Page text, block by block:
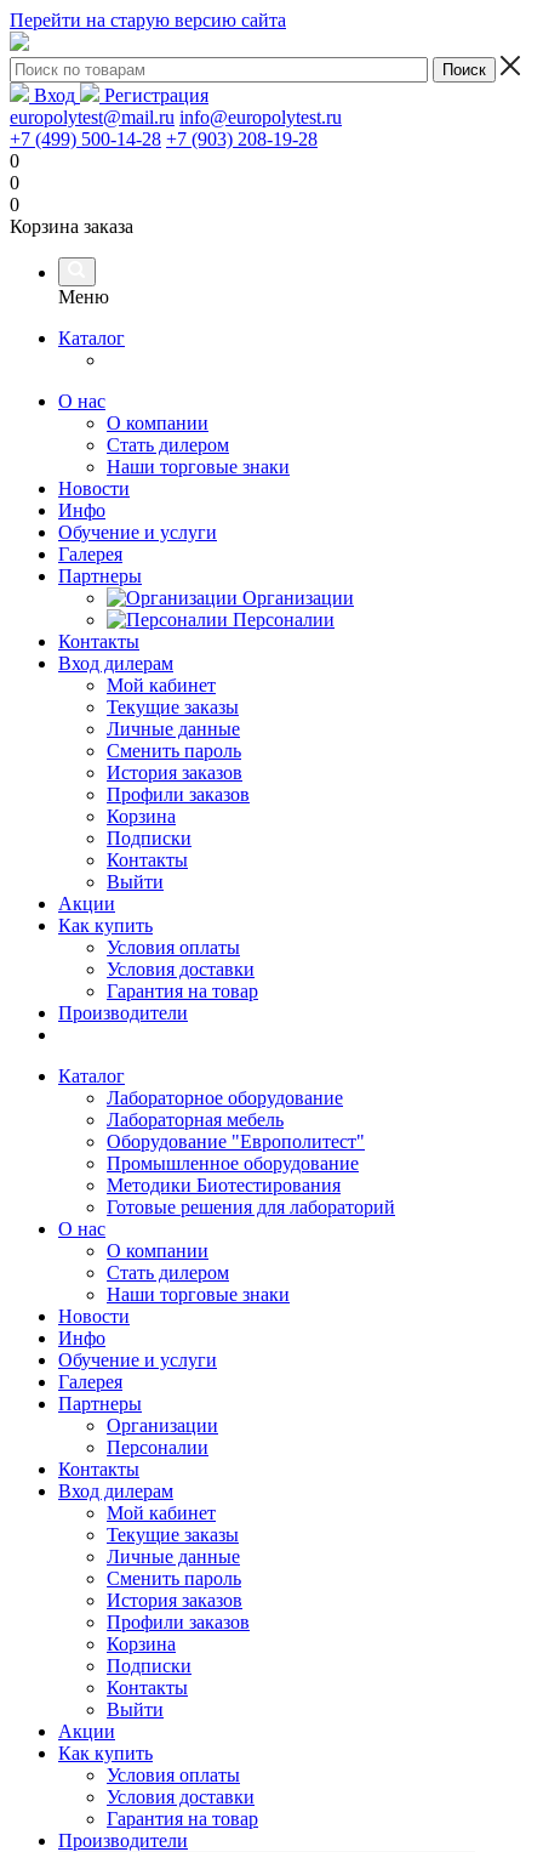
Перейти на старую версию сайта
Вход
Регистрация
europolytest@mail.ru info@europolytest.ru
+7 (499) 500-14-28 +7 (903) 208-19-28
0
0
0
Корзина заказа
Меню
Каталог
О нас
О компании
Стать дилером
Наши торговые знаки
Новости
Инфо
Обучение и услуги
Галерея
Партнеры
Организации
Персоналии
Контакты
Вход дилерам
Мой кабинет
Текущие заказы
Личные данные
Сменить пароль
История заказов
Профили заказов
Корзина
Подписки
Контакты
Выйти
Акции
Как купить
Условия оплаты
Условия доставки
Гарантия на товар
Производители
Каталог
Лабораторное оборудование
Лабораторная мебель
Оборудование "Европолитест"
Промышленное оборудование
Методики Биотестирования
Готовые решения для лабораторий
О нас
О компании
Стать дилером
Наши торговые знаки
Новости
Инфо
Обучение и услуги
Галерея
Партнеры
Организации
Персоналии
Контакты
Вход дилерам
Мой кабинет
Текущие заказы
Личные данные
Сменить пароль
История заказов
Профили заказов
Корзина
Подписки
Контакты
Выйти
Акции
Как купить
Условия оплаты
Условия доставки
Гарантия на товар
Производители